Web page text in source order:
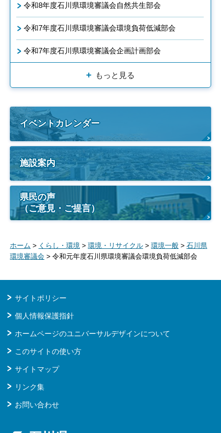
令和8年度石川県環境審議会自然共生部会
令和7年度石川県環境審議会環境負荷低減部会
令和7年度石川県環境審議会企画計画部会
もっと見る
イベントカレンダー
施設案内
県民の声
（ご意見・ご提言）
ホーム > くらし・環境 > 環境・リサイクル > 環境一般 > 石川県
環境審議会 > 令和元年度石川県環境審議会環境負荷低減部会
サイトポリシー
個人情報保護指針
ホームページのユニバーサルデザインについて
このサイトの使い方
サイトマップ
リンク集
お問い合わせ